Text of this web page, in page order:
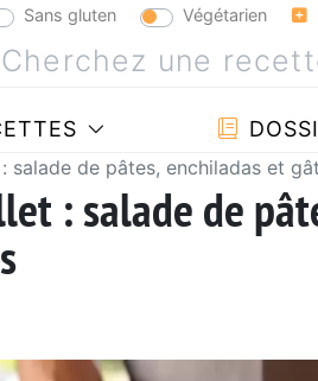
Sans gluten Végétarien
salade de pâtes, enchiladas et
: salade de